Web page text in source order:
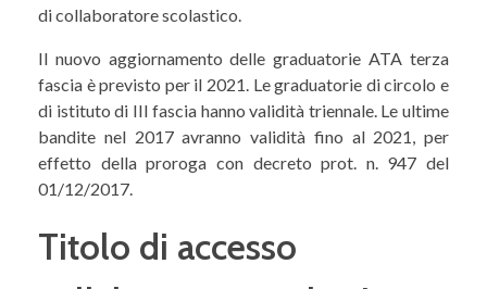
di collaboratore scolastico.
Il nuovo aggiornamento delle graduatorie ATA terza
fascia è previsto per il 2021. Le graduatorie di circolo e
di istituto di III fascia hanno validità triennale. Le ultime
bandite nel 2017 avranno validità fino al 2021, per
effetto della proroga con decreto prot. n. 947 del
01/12/2017.
Titolo di accesso